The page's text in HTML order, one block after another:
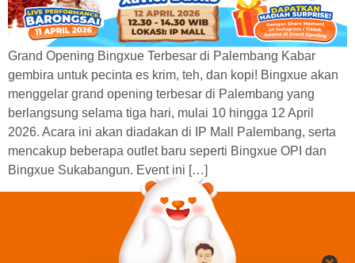
Grand Opening Bingxue Terbesar di Palembang Kabar
gembira untuk pecinta es krim, teh, dan kopi! Bingxue akan
menggelar grand opening terbesar di Palembang yang
berlangsung selama tiga hari, mulai 10 hingga 12 April
2026. Acara ini akan diadakan di IP Mall Palembang, serta
mencakup beberapa outlet baru seperti Bingxue OPI dan
Bingxue Sukabangun. Event ini […]